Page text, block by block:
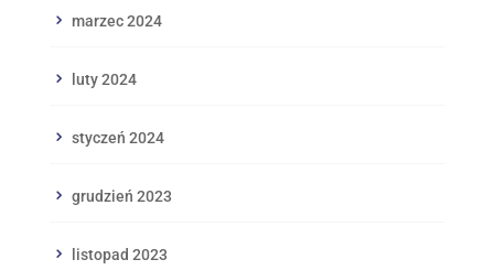
marzec 2024
luty 2024
styczeń 2024
grudzień 2023
listopad 2023